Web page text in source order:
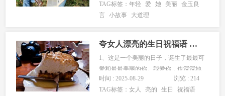
那么，所有的时刻都将是无暇的美丽。
如不得不分离，也要好好说再见，要心
TAG标签：年轻 爱 她 美丽 金玉良
言 小故事 大道理
夸女人漂亮的生日祝福语 生日祝福女性美丽简短
1、这是一个美丽的日子，诞生了最最可
爱和最最美丽的你。我爱你，也深深地
祝福你生日快乐，以后开心每一天，越
来越年轻漂亮！2...
时间 : 2025-08-29
浏览 : 214
TAG标签：女人 亮的 生日
祝福语